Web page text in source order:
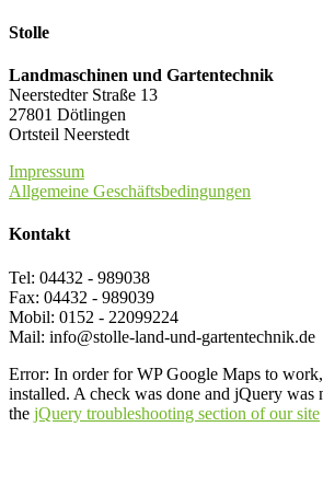
Stolle
Landmaschinen und Gartentechnik
Neerstedter Straße 13
27801 Dötlingen
Ortsteil Neerstedt
Impressum
Allgemeine Geschäftsbedingungen
Kontakt
Tel: 04432 - 989038
Fax: 04432 - 989039
Mobil: 0152 - 22099224
Mail: info@stolle-land-und-gartentechnik.de
Error: In order for WP Google Maps to
installed. A check was done and jQuery was
the jQuery troubleshooting section of our site